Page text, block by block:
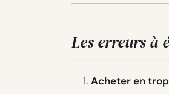
Les erreurs à
Acheter en